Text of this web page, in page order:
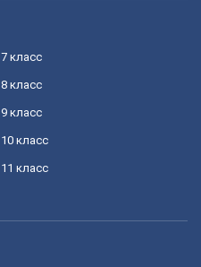
7 класс
8 класс
9 класс
10 класс
11 класс